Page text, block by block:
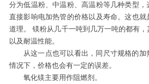
分为低温粉、中温粉、高温粉等几种类型
直接影响电加热管的价格以及寿命。这也
道理。 镁粉从几千一吨到几万一吨的都有
以及耐温性能。
从这一点也可以看出，同尺寸规格的
情况下，价格也会有一定的误差。
氧化镁主要用作阻燃剂。